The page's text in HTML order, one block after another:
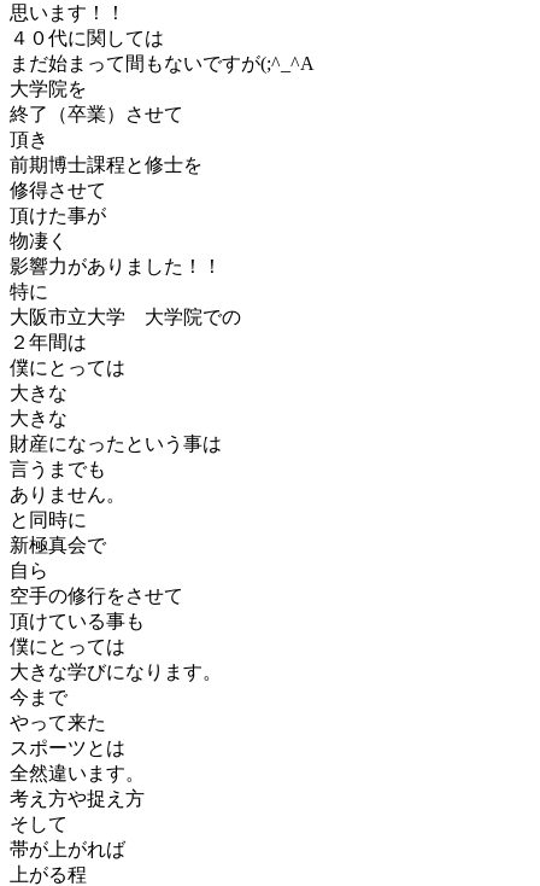
思います！！
４０代に関しては
まだ始まって間もないですが(;^_^A
大学院を
終了（卒業）させて
頂き
前期博士課程と修士を
修得させて
頂けた事が
物凄く
影響力がありました！！
特に
大阪市立大学 大学院での
２年間は
僕にとっては
大きな
大きな
財産になったという事は
言うまでも
ありません。
と同時に
新極真会で
自ら
空手の修行をさせて
頂けている事も
僕にとっては
大きな学びになります。
今まで
やって来た
スポーツとは
全然違います。
考え方や捉え方
そして
帯が上がれば
上がる程